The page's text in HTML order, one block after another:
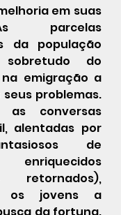
em suas
parcelas
da população
sobretudo do
emigração a
problemas.
as conversas
alentadas por
de
retornados),
os jovens a